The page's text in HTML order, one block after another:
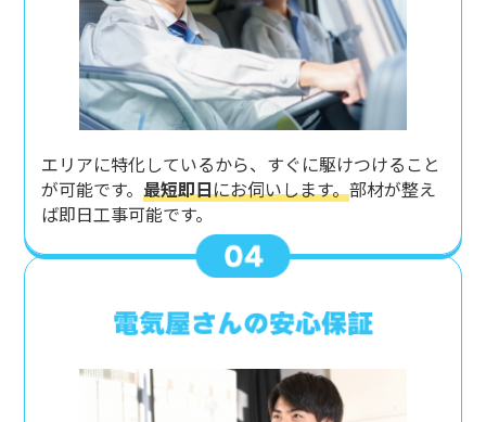
エリアに特化しているから、すぐに駆けつけること
が可能です。最短即日にお伺いします。部材が整え
ば即日工事可能です。